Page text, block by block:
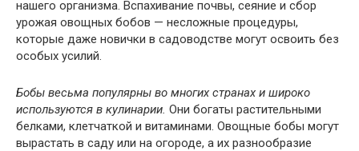
нашего организма. Вспахивание почвы, сеяние и сбор
урожая овощных бобов — несложные процедуры,
которые даже новички в садоводстве могут освоить без
особых усилий.
Бобы весьма популярны во многих странах и широко
используются в кулинарии. Они богаты растительными
белками, клетчаткой и витаминами. Овощные бобы могут
вырастать в саду или на огороде, а их разнообразие